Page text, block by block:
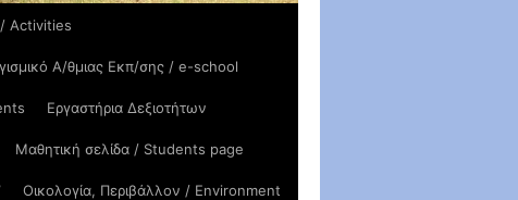
/ Activities
Α/θμιας Εκπ/σης / e-school
Εργαστήρια Δεξιοτήτων
Μαθητική σελίδα / Students page
Οικολογία, Περιβάλλον / Environment